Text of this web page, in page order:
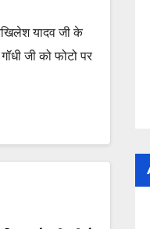
अखिलेश यादव जी के
जी को फोटो पर